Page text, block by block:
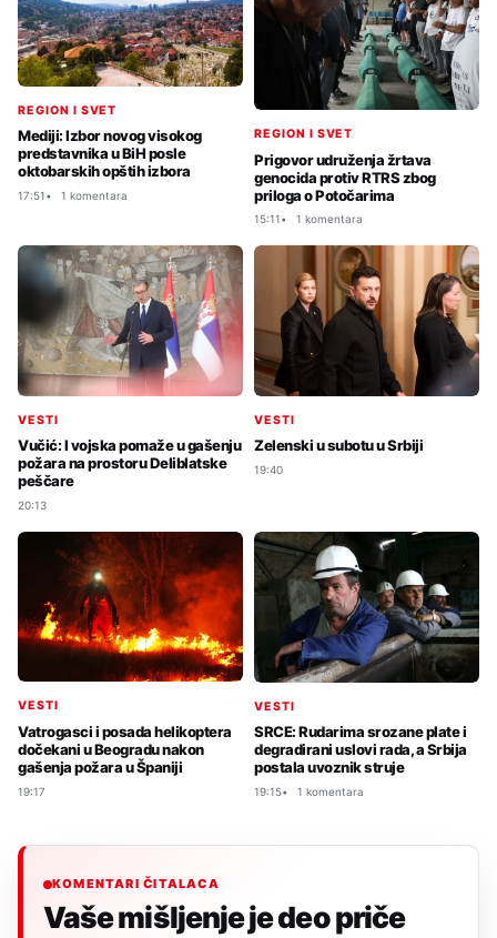
REGION I SVET
Mediji: Izbor novog visokog
predstavnika u BiH posle
oktobarskih opštih izbora
17:51 1 komentara
REGION I SVET
Prigovor udruženja žrtava
genocida protiv RTRS zbog
priloga o Potočarima
15:11 1 komentara
VESTI
Vučić: I vojska pomaže u gašenju
požara na prostoru Deliblatske
peščare
20:13
VESTI
Zelenski u subotu u Srbiji
19:40
VESTI
Vatrogasci i posada helikoptera
dočekani u Beogradu nakon
gašenja požara u Španiji
19:17
VESTI
SRCE: Rudarima srozane plate i
degradirani uslovi rada, a Srbija
postala uvoznik struje
19:15 1 komentara
KOMENTARI ČITALACA
Vaše mišljenje je deo priče